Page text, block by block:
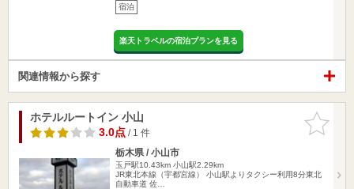
宿泊
楽天トラベルの宿泊プランを見る
関連情報から探す
お気に入
りに追加
ホテルルートイン 小山
3.0点/ 1 件
栃木県 / 小山市
玉戸駅10.43km 小山駅2.29km
JR東北本線（宇都宮線） 小山駅よりタクシー利用8分東北
自動車道 佐…